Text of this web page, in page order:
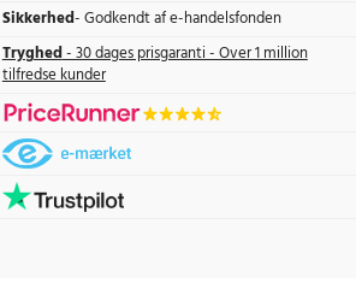
Sikkerhed- Godkendt af e-handelsfonden
Tryghed- 30 dages prisgaranti - Over 1 million
tilfredse kunder